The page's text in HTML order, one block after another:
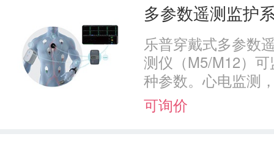
多参数遥测监护
乐普穿戴式多参数
测仪（M5/M12）
种参数。心电监测
可询价